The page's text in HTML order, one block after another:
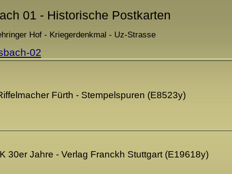
01 - Historische Postkarten
Hof - Kriegerdenkmal - Uz-Strasse
02
Fürth - Stempelspuren (E8523y)
30er Jahre - Verlag Franckh Stuttgart (E19618y)